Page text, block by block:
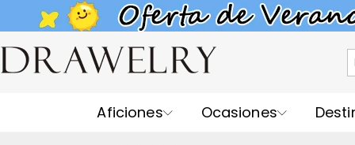
Aficiones Ocasiones